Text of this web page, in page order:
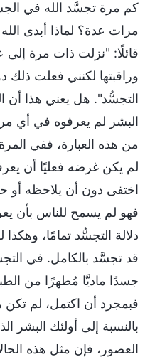
كم مرة تجسَّد الله في
مرات عدة؟ لماذا أبدى
قائلًا: "نزلت ذات مرة إلى
وراقبتها لكنني فعلت
التجسُّد". هل يعني هذا أن
البشر لم يعرفوه في أي
من هذه العبارة، ففي
لم يكن غرضه فعليًا أن
اختفى دون أن يلاحظه أو
فهو لم يسمح للناس بأن
دلالة التجسُّد تمامًا،
قد تجسَّد بالكامل. في
جسدًا ماديَّا مُطهرًا من
فبمجرد أن اكتمل، لم تكن
بالنسبة إلى أولئك البشر
العصور، فإن مثل هذه